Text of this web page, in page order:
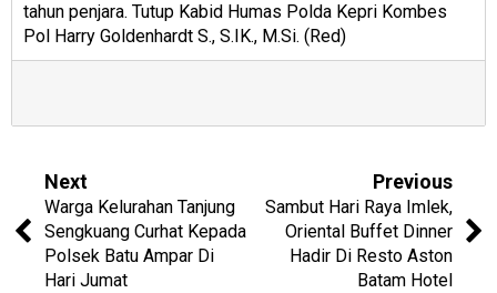
tahun penjara. Tutup Kabid Humas Polda Kepri Kombes
Pol Harry Goldenhardt S., S.IK., M.Si. (Red)
Next
Warga Kelurahan Tanjung
Sengkuang Curhat Kepada
Polsek Batu Ampar Di
Hari Jumat
Previous
Sambut Hari Raya Imlek,
Oriental Buffet Dinner
Hadir Di Resto Aston
Batam Hotel